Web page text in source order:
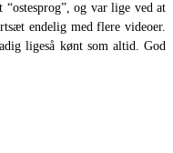
og var lige ved at
endelig med flere videoer.
ligeså kønt som altid. God